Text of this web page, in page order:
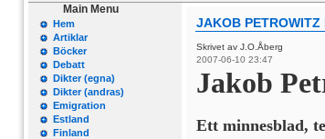
Main Menu
Hem
Artiklar
Böcker
Debatt
Dikter (egna)
Dikter (andras)
Emigration
Estland
Finland
JAKOB PETROWITZ
Skrivet av J.O.Åberg
2007-06-10 23:47
Jakob
Ett minnesblad,